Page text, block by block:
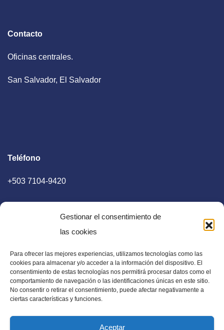
Gestionar el consentimiento de
las cookies
Para ofrecer las mejores experiencias, utilizamos tecnologías como las
cookies para almacenar y/o acceder a la información del dispositivo. El
consentimiento de estas tecnologías nos permitirá procesar datos como el
comportamiento de navegación o las identificaciones únicas en este sitio.
No consentir o retirar el consentimiento, puede afectar negativamente a
ciertas características y funciones.
Aceptar
Contacto
Oficinas centrales.
San Salvador, El Salvador
Teléfono
+503 7104-9420
E-mail
diaadia.redaccion@gmail.com